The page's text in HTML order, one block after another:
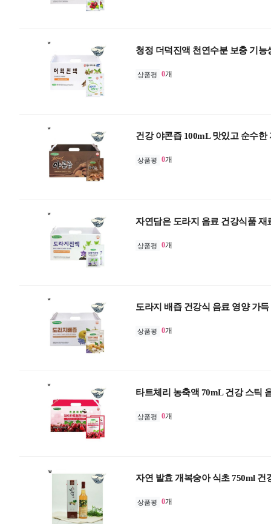
청정 더덕진액 천연수분 보충 기능
상품평 0개
건강 야콘즙 100mL 맛있고 순수한
상품평 0개
자연담은 도라지 음료 건강식품 재
상품평 0개
도라지 배즙 건강식 음료 영양 가
상품평 0개
타트체리 농축액 70mL 건강 스틱
상품평 0개
자연 발효 개복숭아 식초 750ml 건
상품평 0개